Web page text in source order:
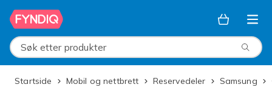
Hopp til hovedinnhold
Søk etter produkter
Startside Mobil og nettbrett Reservedeler Samsung